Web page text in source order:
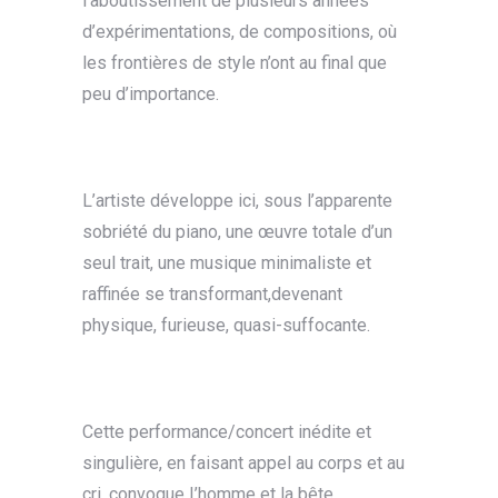
d’expérimentations, de compositions, où
les frontières de style n’ont au final que
peu d’importance.
L’artiste développe ici, sous l’apparente
sobriété du piano, une œuvre totale d’un
seul trait, une musique minimaliste et
raffinée se transformant,devenant
physique, furieuse, quasi-suffocante.
Cette performance/concert inédite et
singulière, en faisant appel au corps et au